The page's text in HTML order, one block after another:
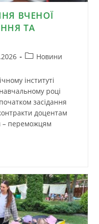
ВЧЕНОЇ
ТА
Новини
інституті
році
засідання
доцентам
– переможцям